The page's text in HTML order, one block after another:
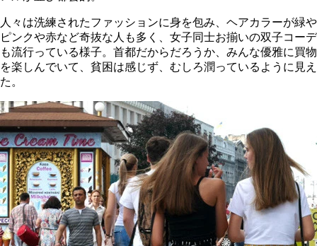
人々は洗練されたファッションに身を包み、ヘアカラーが緑や
ピンクや赤など奇抜な人も多く、女子同士お揃いの双子コーデ
も流行っている様子。首都だからだろうか、みんな優雅に買物
を楽しんでいて、貧困は感じず、むしろ潤っているように見え
た。